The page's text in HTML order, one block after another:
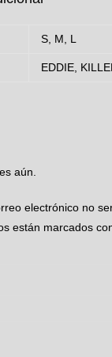
S, M, L
EDDIE,
aún.
electrónico no
están marcados